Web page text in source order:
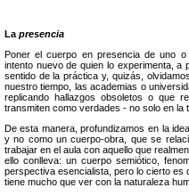
La presencia
Poner el cuerpo en presencia de uno
intento nuevo de quien lo experimenta,
sentido de la práctica y, quizás,
nuestro tiempo, las academias o
replicando hallazgos obsoletos o que
transmiten como verdades - no solo en la
De esta manera, profundizamos en la
y no como un cuerpo-obra, que se
trabajar en el aula con aquello que
ello conlleva: un cuerpo semiótico,
perspectiva esencialista, pero lo cierto
tiene mucho que ver con la naturaleza